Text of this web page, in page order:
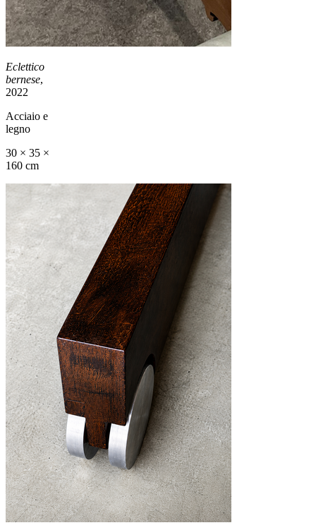
Eclettico
bernese,
2022
Acciaio e
legno
30 × 35 ×
160 cm